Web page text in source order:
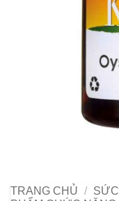
TRANG CHỦ /